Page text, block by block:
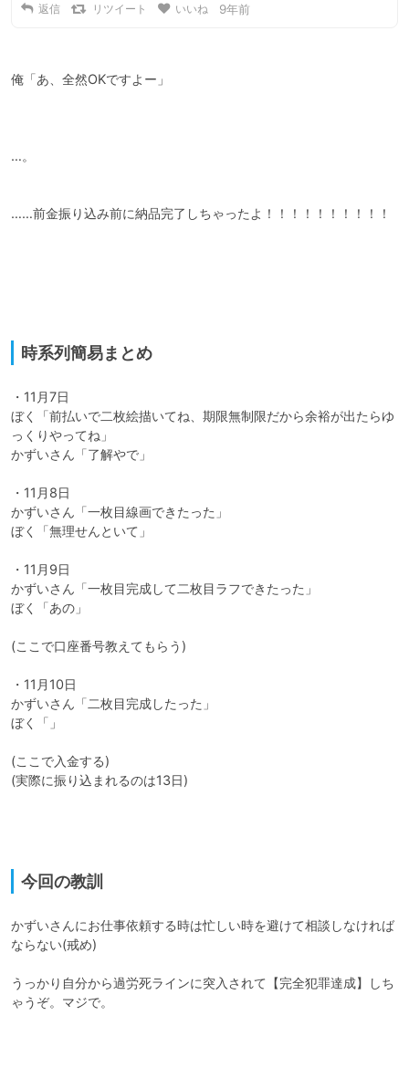
返信 リツイート いいね 9年前
俺「あ、全然OKですよー」
…。
……前金振り込み前に納品完了しちゃったよ！！！！！！！！！！
時系列簡易まとめ
・11月7日
ぼく「前払いで二枚絵描いてね、期限無制限だから余裕が出たらゆ
っくりやってね」
かずいさん「了解やで」
・11月8日
かずいさん「一枚目線画できたった」
ぼく「無理せんといて」
・11月9日
かずいさん「一枚目完成して二枚目ラフできたった」
ぼく「あの」
(ここで口座番号教えてもらう)
・11月10日
かずいさん「二枚目完成したった」
ぼく「」
(ここで入金する)
(実際に振り込まれるのは13日)
今回の教訓
かずいさんにお仕事依頼する時は忙しい時を避けて相談しなければ
ならない(戒め)
うっかり自分から過労死ラインに突入されて【完全犯罪達成】しち
ゃうぞ。マジで。